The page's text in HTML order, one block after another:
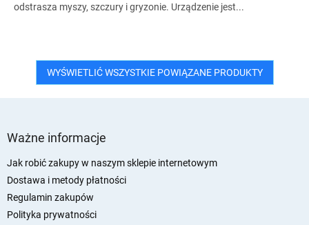
odstrasza myszy, szczury i gryzonie. Urządzenie jest...
WYŚWIETLIĆ WSZYSTKIE POWIĄZANE PRODUKTY
Ważne informacje
Jak robić zakupy w naszym sklepie internetowym
Dostawa i metody płatności
Regulamin zakupów
Polityka prywatności